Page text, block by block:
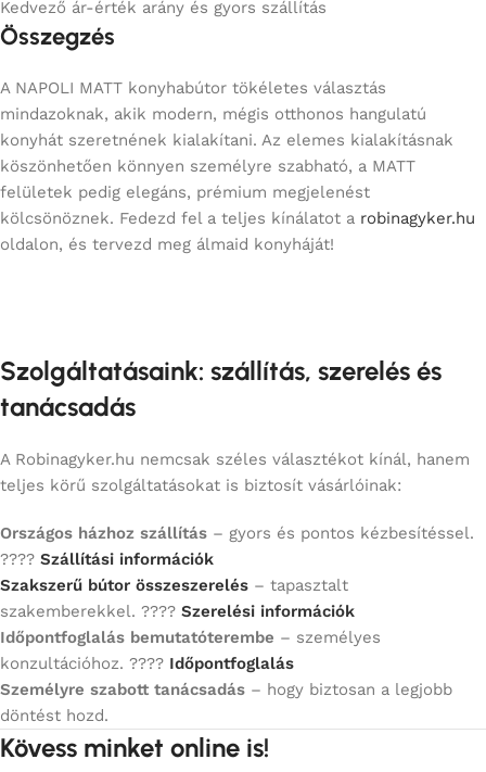
Kedvező ár-érték arány és gyors szállítás
Összegzés
A NAPOLI MATT konyhabútor tökéletes választás
mindazoknak, akik modern, mégis otthonos hangulatú
konyhát szeretnének kialakítani. Az elemes kialakításnak
köszönhetően könnyen személyre szabható, a MATT
felületek pedig elegáns, prémium megjelenést
kölcsönöznek. Fedezd fel a teljes kínálatot a robinagyker.hu
oldalon, és tervezd meg álmaid konyháját!
Szolgáltatásaink: szállítás, szerelés és
tanácsadás
A Robinagyker.hu nemcsak széles választékot kínál, hanem
teljes körű szolgáltatásokat is biztosít vásárlóinak:
Országos házhoz szállítás – gyors és pontos kézbesítéssel.
???? Szállítási információk
Szakszerű bútor összeszerelés – tapasztalt
szakemberekkel. ???? Szerelési információk
Időpontfoglalás bemutatóterembe – személyes
konzultációhoz. ???? Időpontfoglalás
Személyre szabott tanácsadás – hogy biztosan a legjobb
döntést hozd.
Kövess minket online is!